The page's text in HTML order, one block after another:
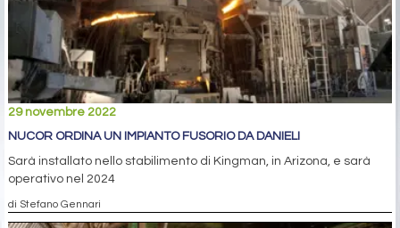
29 novembre 2022
NUCOR ORDINA UN IMPIANTO FUSORIO DA DANIELI
Sarà installato nello stabilimento di Kingman, in Arizona, e sarà
operativo nel 2024
di Stefano Gennari